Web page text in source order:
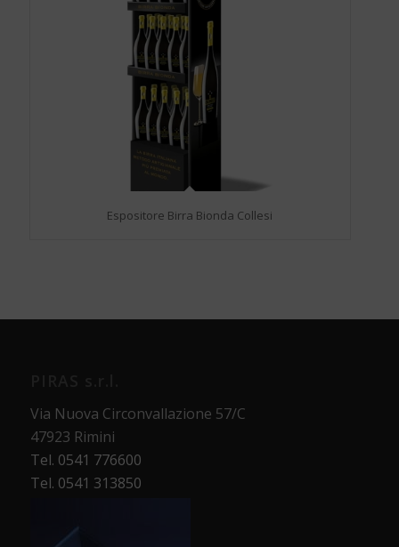
Espositore Birra Bionda Collesi
Via Nuova Circonvallazione 57/C
47923 Rimini
Tel. 0541 776600
Tel. 0541 313850